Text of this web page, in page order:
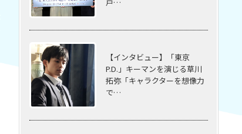
【インタビュー】「東京
P.D.」キーマンを演じる草川
拓弥「キャラクターを想像力
で…